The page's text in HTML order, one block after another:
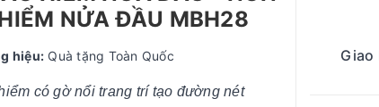
NỬA ĐẦU MBH28
hiệu: Quà tặng Toàn Quốc
có gờ nổi trang trí tạo đường nét
Giao